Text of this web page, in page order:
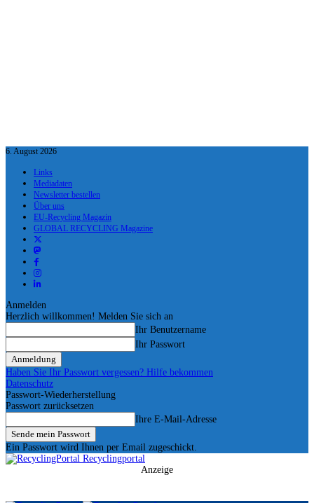
6. August 2026
Links
Mediadaten
Newsletter bestellen
Über uns
EU-Recycling Magazin
GLOBAL RECYCLING Magazine
Anmelden
Herzlich willkommen! Melden Sie sich an
Ihr Benutzername
Ihr Passwort
Haben Sie Ihr Passwort vergessen? Hilfe bekommen
Datenschutz
Passwort-Wiederherstellung
Passwort zurücksetzen
Ihre E-Mail-Adresse
Ein Passwort wird Ihnen per Email zugeschickt.
Recyclingportal
Anzeige